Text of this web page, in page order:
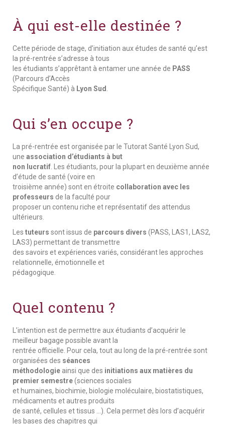
À qui est-elle destinée ?
Cette période de stage, d’initiation aux études de santé qu’est
la pré-rentrée s’adresse à tous
les étudiants s’apprêtant à entamer une année de PASS
(Parcours d’Accès
Spécifique Santé) à Lyon Sud
Qui s’en occupe ?
La pré-rentrée est organisée par le Tutorat Santé Lyon Sud,
une association d’étudiants à but
non lucratif . Les étudiants, pour la plupart en deuxième année
d’étude de santé (voire en
troisième année) sont en étroite collaboration avec les
professeurs de la faculté pour
proposer un contenu riche et représentatif des attendus
ultérieurs.
Les tuteurs sont issus de parcours divers (PASS, LAS1, LAS2,
LAS3) permettant de transmettre
des savoirs et expériences variés, considérant les approches
relationnelle, émotionnelle et
pédagogique.
Quel contenu ?
L’intention est de permettre aux étudiants d’acquérir le
meilleur bagage possible avant la
rentrée officielle. Pour cela, tout au long de la pré-rentrée sont
organisées des séances
méthodologie ainsi que des initiations aux matières du
premier semestre(sciences sociales
et humaines, biochimie, biologie moléculaire, biostatistiques,
médicaments et autres produits
de santé, cellules et tissus …). Cela permet dès lors d’acquérir
les bases des chapitres qui